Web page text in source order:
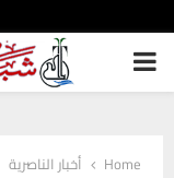
PRIMARY
Home
أخبار الناصرية